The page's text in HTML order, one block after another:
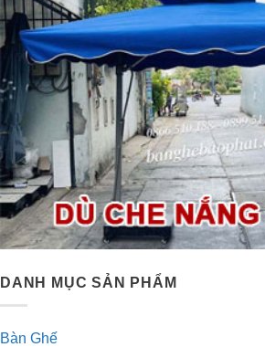
DANH MỤC SẢN PHẨM
Bàn Ghế